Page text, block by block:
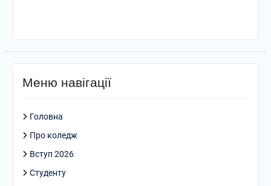
Меню навігації
Головна
Про коледж
Вступ 2026
Студенту